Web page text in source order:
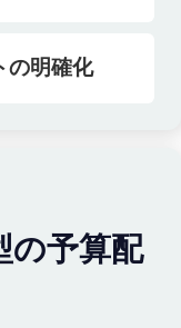
の明確化
の予算配